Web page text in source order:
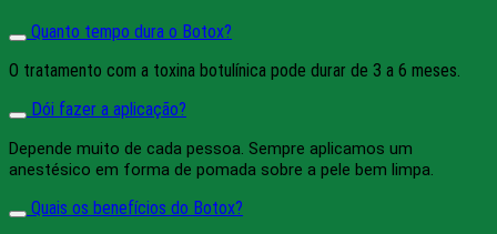
Quanto tempo dura o Botox?
O tratamento com a toxina botulínica pode durar de 3 a 6 meses.
Dói fazer a aplicação?
Depende muito de cada pessoa. Sempre aplicamos um
anestésico em forma de pomada sobre a pele bem limpa.
Quais os benefícios do Botox?